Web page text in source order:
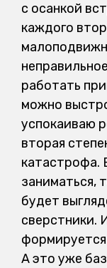
с осанкой
каждого
работать
можно
успокаиваю
вторая
катастрофа.
заниматься,
будет
сверстники.
формируется
А это уже